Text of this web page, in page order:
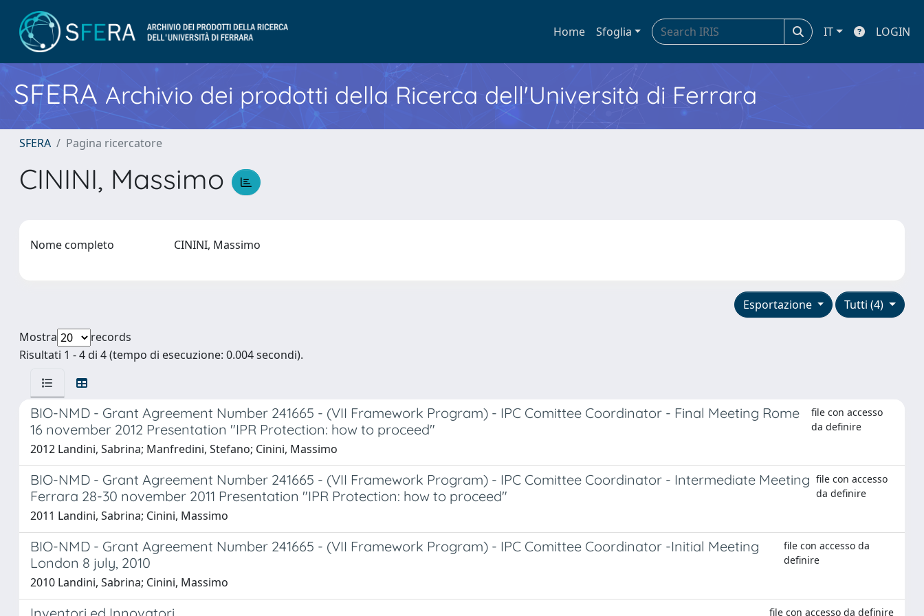
Home Sfoglia IT LOGIN
SFERA Archivio dei prodotti della Ricerca dell'Università di Ferrara
SFERA Pagina ricercatore
CININI, Massimo
Nome completo CININI, Massimo
Tutti (4)
Esportazione
Mostra
records
Risultati 1 - 4 di 4 (tempo di esecuzione: 0.004 secondi).
BIO-NMD - Grant Agreement Number 241665 - (VII Framework Program) - IPC Comittee Coordinator - Final Meeting Rome
16 november 2012 Presentation "IPR Protection: how to proceed"
file con accesso
da definire
2012 Landini, Sabrina; Manfredini, Stefano; Cinini, Massimo
BIO-NMD - Grant Agreement Number 241665 - (VII Framework Program) - IPC Comittee Coordinator - Intermediate Meeting
Ferrara 28-30 november 2011 Presentation "IPR Protection: how to proceed"
file con accesso
da definire
2011 Landini, Sabrina; Cinini, Massimo
BIO-NMD - Grant Agreement Number 241665 - (VII Framework Program) - IPC Comittee Coordinator -Initial Meeting
London 8 july, 2010
file con accesso da
definire
2010 Landini, Sabrina; Cinini, Massimo
file con accesso da definire